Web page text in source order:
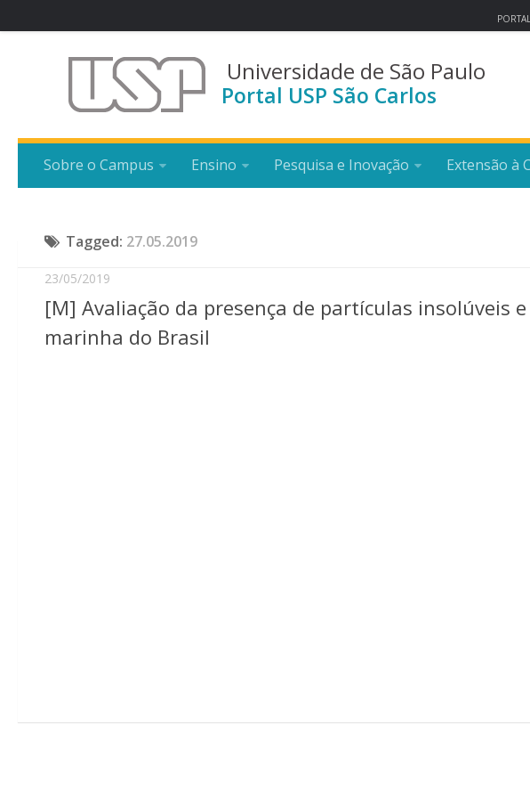
Universidade de São Paulo
Portal USP São Carlos
Sobre o Campus Ensino Pesquisa e Inovação Extensão à
Tagged: 27.05.2019
23/05/2019
[M] Avaliação da presença de partículas insolúveis
marinha do Brasil